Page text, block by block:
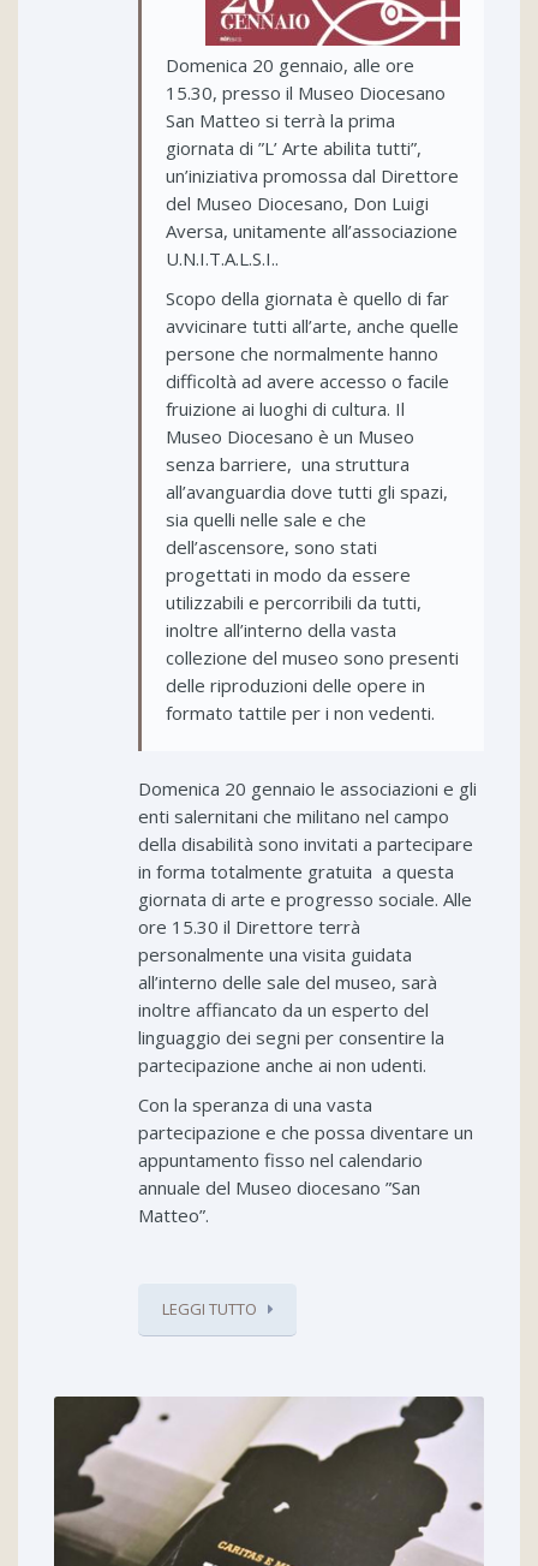
Domenica 20 gennaio, alle ore
15.30, presso il Museo Diocesano
San Matteo si terrà la prima
giornata di ”L’ Arte abilita tutti”,
un’iniziativa promossa dal Direttore
del Museo Diocesano, Don Luigi
Aversa, unitamente all’associazione
U.N.I.T.A.L.S.I..
Scopo della giornata è quello di far
avvicinare tutti all’arte, anche quelle
persone che normalmente hanno
difficoltà ad avere accesso o facile
fruizione ai luoghi di cultura. Il
Museo Diocesano è un Museo
senza barriere, una struttura
all’avanguardia dove tutti gli spazi,
sia quelli nelle sale e che
dell’ascensore, sono stati
progettati in modo da essere
utilizzabili e percorribili da tutti,
inoltre all’interno della vasta
collezione del museo sono presenti
delle riproduzioni delle opere in
formato tattile per i non vedenti.
Domenica 20 gennaio le associazioni e gli
enti salernitani che militano nel campo
della disabilità sono invitati a partecipare
in forma totalmente gratuita a questa
giornata di arte e progresso sociale. Alle
ore 15.30 il Direttore terrà
personalmente una visita guidata
all’interno delle sale del museo, sarà
inoltre affiancato da un esperto del
linguaggio dei segni per consentire la
partecipazione anche ai non udenti.
Con la speranza di una vasta
partecipazione e che possa diventare un
appuntamento fisso nel calendario
annuale del Museo diocesano ”San
Matteo”.
LEGGI TUTTO